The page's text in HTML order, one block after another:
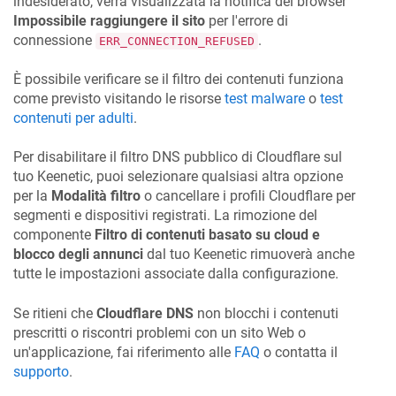
Impossibile raggiungere il sito per l'errore di
connessione ERR_CONNECTION_REFUSED .
È possibile verificare se il filtro dei contenuti funziona
come previsto visitando le risorse test malware o test
contenuti per adulti.
Per disabilitare il filtro DNS pubblico di Cloudflare sul
tuo Keenetic, puoi selezionare qualsiasi altra opzione
per la Modalità filtro o cancellare i profili Cloudflare per
segmenti e dispositivi registrati. La rimozione del
componente Filtro di contenuti basato su cloud e
blocco degli annunci dal tuo Keenetic rimuoverà anche
tutte le impostazioni associate dalla configurazione.
Se ritieni che Cloudflare DNS non blocchi i contenuti
prescritti o riscontri problemi con un sito Web o
un'applicazione, fai riferimento alle FAQ o contatta il
supporto.